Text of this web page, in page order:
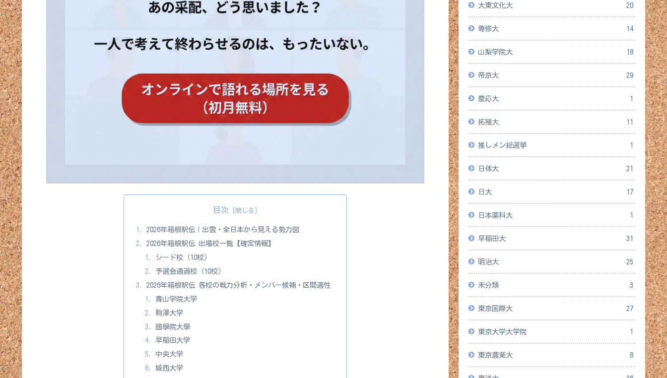
目次
2026年箱根駅伝｜出雲・全日本から見える勢力図
2026年箱根駅伝 出場校一覧【確定情報】
シード校（10校）
予選会通過校（10校）
2026年箱根駅伝 各校の戦力分析・メンバー候補・区間適性
青山学院大学
駒澤大学
國學院大學
早稲田大学
中央大学
城西大学
大東文化大 20
専修大 14
山梨学院大 18
帝京大 29
慶応大 1
拓殖大 11
推しメン総選挙 1
日体大 21
日大 17
日本薬科大 1
早稲田大 31
明治大 25
未分類 3
東京国際大 27
東京大学大学院 1
東京農業大 8